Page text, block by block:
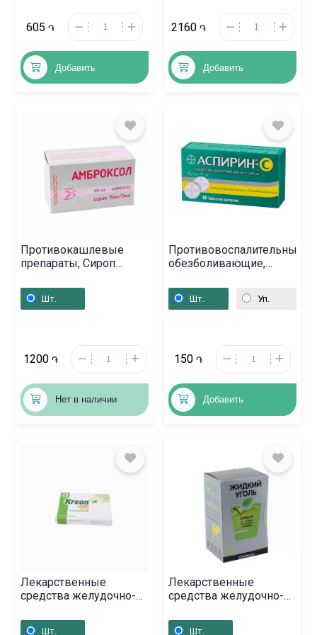
605 ֏
Добавить
2160 ֏
Добавить
Противокашлевые
препараты, Сироп
Ռումինիա
Шт.
1200 ֏
Нет в наличии
Противовоспалительные
обезболивающие,
«Аспирин», Գերմանիա
Шт. Уп.
150 ֏
Добавить
Лекарственные
средства желудочно-
Капсулы «Креон»
Шт.
Лекарственные
средства желудочно-
Жидкий уголь,
Шт.